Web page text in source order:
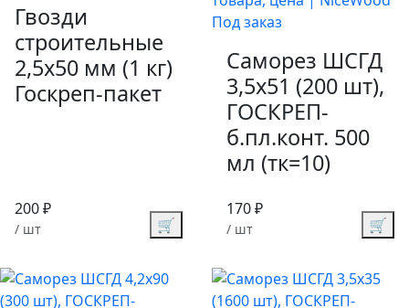
Гвозди
строительные
2,5х50 мм (1 кг)
Госкреп-пакет
200 ₽
/ шт 🛒
Под заказ
Саморез ШСГД
3,5х51 (200 шт),
ГОСКРЕП-
б.пл.конт. 500
мл (тк=10)
170 ₽
/ шт 🛒